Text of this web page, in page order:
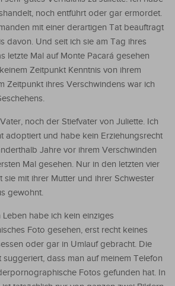
noch entführt oder gar ermordet.
mit einer derartigen Tat beauftragt
davon. Und seit ich sie am Tag ihres
letzte Mal auf Monte Pacará gesehen
Zeitpunkt Kenntnis von ihrem
Zeitpunkt ihres Verschwindens war ich
noch der Stiefvater von Juliette. Ich
adoptiert und habe kein Erziehungsrecht
Jahre vor ihrem Verschwinden
Mal gesehen. Nur in den letzten vier
sie mit ihrer Mutter und ihrer Schwester
gewohnt.
habe ich kein einziges
Foto gesehen, erst recht keines
oder gar in Umlauf gebracht. Die
suggeriert, dass man auf meinem Telefon
Fotos gefunden hat. In